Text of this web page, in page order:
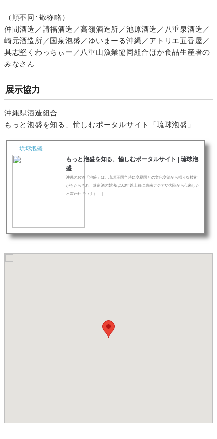
（順不同･敬称略）
仲間酒造／請福酒造／高嶺酒造所／池原酒造／八重泉酒造／
崎元酒造所／国泉泡盛／ゆいまーる沖縄／アトリエ五香屋／
具志堅くわっちぃー／八重山漁業協同組合ほか食品生産者の
みなさん
展示協力
沖縄県酒造組合
もっと泡盛を知る、愉しむポータルサイト「琉球泡盛」
琉球泡盛
もっと泡盛を知る、愉しむポータルサイト | 琉球泡
盛
沖縄のお酒「泡盛」は、琉球王国当時に交易国との文化交流から様々な技術
がもたらされ、蒸留酒の製法は500年以上前に東南アジアや大陸から伝来した
と言われています。 |...